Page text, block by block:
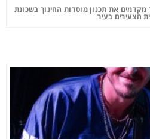
מקדמים את תכנון מוסדות החינוך בשכונת
הצעירים בעיר